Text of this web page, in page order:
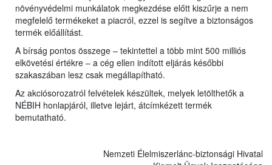
növényvédelmi munkálatok megkezdése előtt kiszűrje a nem
megfelelő termékeket a piacról, ezzel is segítve a biztonságos
termék előállítást.
A bírság pontos összege – tekintettel a több mint 500 milliós
elkövetési értékre – a cég ellen indított eljárás későbbi
szakaszában lesz csak megállapítható.
Az akciósorozatról felvételek készültek, melyek letölthetők a
NÉBIH honlapjáról, illetve lejárt, átcímkézett termék
bemutatható.
Nemzeti Élelmiszerlánc-biztonsági Hivatal